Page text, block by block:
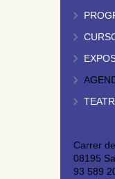
Carrer
08195
93 589